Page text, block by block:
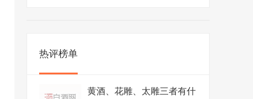
热评榜单
黄酒、花雕、太雕三者有什